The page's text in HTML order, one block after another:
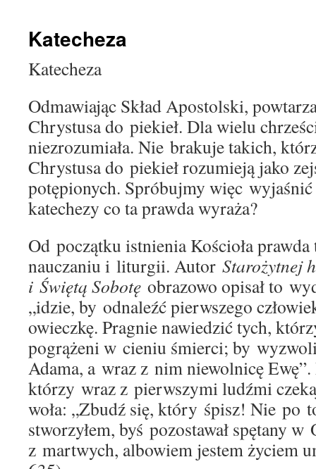
Katecheza
Katecheza
Odmawiając Skład Apostolski,
Chrystusa do piekieł. Dla wielu
niezrozumiała. Nie brakuje takich,
Chrystusa do piekieł rozumieją jako
potępionych. Spróbujmy więc
katechezy co ta prawda wyraża?
Od początku istnienia Kościoła prawda
nauczaniu i liturgii. Autor Starożytnej
i Świętą Sobotę obrazowo opisał to
„idzie, by odnaleźć pierwszego
owieczkę. Pragnie nawiedzić tych,
pogrążeni w cieniu śmierci; by
Adama, a wraz z nim niewolnicę
którzy wraz z pierwszymi ludźmi
woła: „Zbudź się, który śpisz! Nie po
stworzyłem, byś pozostawał spętany w
z martwych, albowiem jestem życiem